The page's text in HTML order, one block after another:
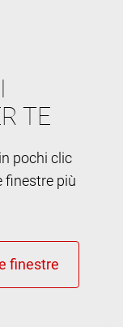
TE
pochi clic
finestre più